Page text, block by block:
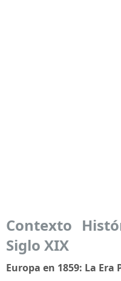
Contexto
Siglo XIX
Europa en 1859: La